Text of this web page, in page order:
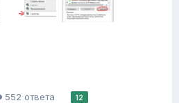
552 ответа 12